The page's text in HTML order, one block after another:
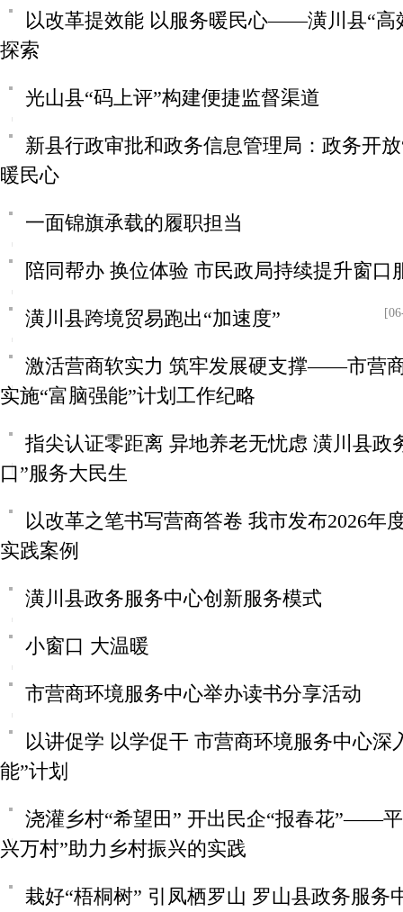
以改革提效能 以服务暖民心——潢川县“高
探索
光山县“码上评”构建便捷监督渠道
新县行政审批和政务信息管理局：政务开
暖民心
一面锦旗承载的履职担当
陪同帮办 换位体验 市民政局持续提升窗口
潢川县跨境贸易跑出“加速度”
激活营商软实力 筑牢发展硬支撑——市营
实施“富脑强能”计划工作纪略
指尖认证零距离 异地养老无忧虑 潢川县政
口”服务大民生
以改革之笔书写营商答卷 我市发布2026年
实践案例
潢川县政务服务中心创新服务模式
小窗口 大温暖
市营商环境服务中心举办读书分享活动
以讲促学 以学促干 市营商环境服务中心深
能”计划
浇灌乡村“希望田” 开出民企“报春花”——
兴万村”助力乡村振兴的实践
栽好“梧桐树” 引凤栖罗山 罗山县政务服务